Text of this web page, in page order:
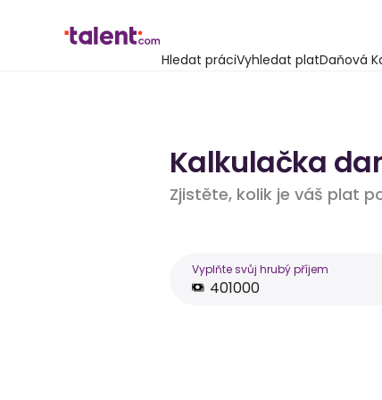
Hledat práciVyhledat platDaňová
Kalkulačka
Zjistěte, kolik je váš plat
Vyplňte svůj hrubý příjem